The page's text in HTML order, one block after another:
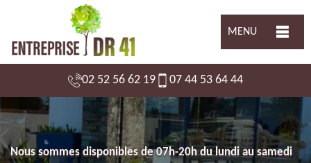
MENU
02 52 56 62 19 07 44 53 64 44
Nous sommes disponibles de 07h-20h du lundi au samedi